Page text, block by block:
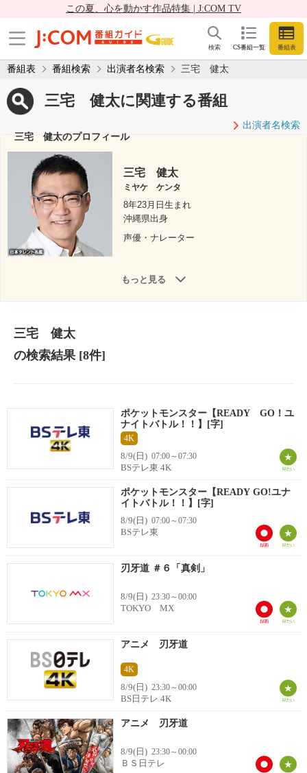
この夏、心を動かす作品特集 | J:COM TV
CS番組一覧 番組表
検索
番組表 番組検索 出演者名検索 三宅 健太
三宅 健太に関連する番組
出演者名検索
三宅 健太のプロフィール
三宅 健太
ミヤケ ケンタ
8年23月日生まれ
沖縄県出身
声優・ナレーター
もっと見る
三宅 健太
の検索結果[8件]
ポケットモンスター【READY GO！ユ
ナイトバトル！！】[字]
4K
8/9(日) 07:00～07:30
BSテレ東 4K
ポケットモンスター【READY GO!ユナ
イトバトル！！】[字]
8/9(日) 07:00～07:30
BSテレ東
刃牙道 ＃６「真剣」
8/9(日) 23:30～00:00
TOKYO MX
アニメ 刃牙道
4K
8/9(日) 23:30～00:00
BS日テレ 4K
アニメ 刃牙道
8/9(日) 23:30～00:00
ＢＳ日テレ